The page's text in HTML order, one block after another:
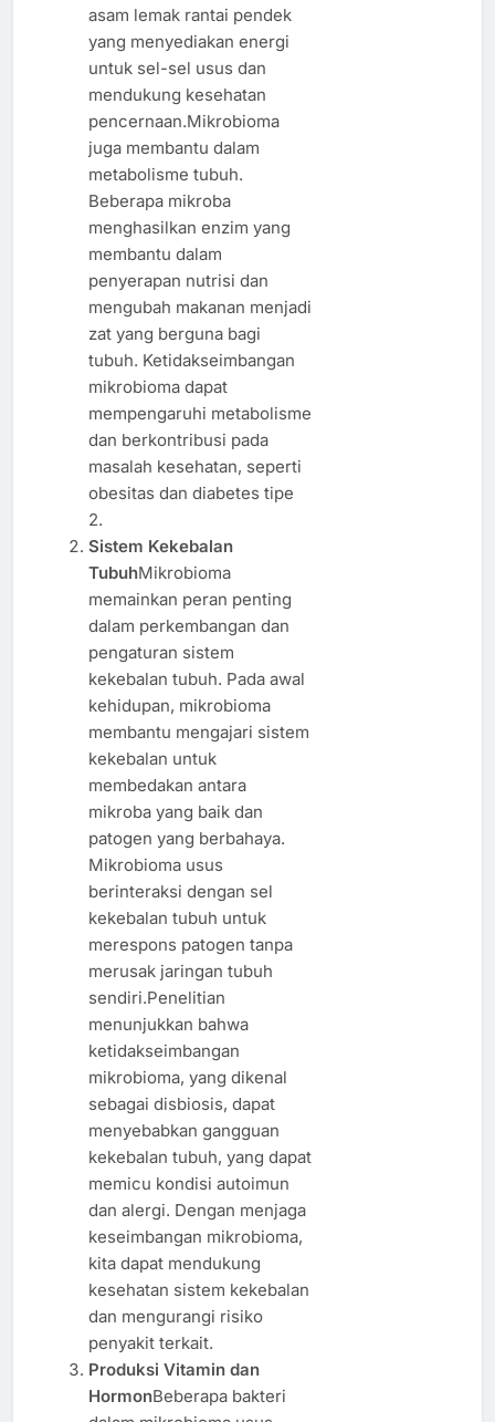
asam lemak rantai pendek
yang menyediakan energi
untuk sel-sel usus dan
mendukung kesehatan
pencernaan.Mikrobioma
juga membantu dalam
metabolisme tubuh.
Beberapa mikroba
menghasilkan enzim yang
membantu dalam
penyerapan nutrisi dan
mengubah makanan menjadi
zat yang berguna bagi
tubuh. Ketidakseimbangan
mikrobioma dapat
mempengaruhi metabolisme
dan berkontribusi pada
masalah kesehatan, seperti
obesitas dan diabetes tipe
2.
Sistem Kekebalan
TubuhMikrobioma
memainkan peran penting
dalam perkembangan dan
pengaturan sistem
kekebalan tubuh. Pada awal
kehidupan, mikrobioma
membantu mengajari sistem
kekebalan untuk
membedakan antara
mikroba yang baik dan
patogen yang berbahaya.
Mikrobioma usus
berinteraksi dengan sel
kekebalan tubuh untuk
merespons patogen tanpa
merusak jaringan tubuh
sendiri.Penelitian
menunjukkan bahwa
ketidakseimbangan
mikrobioma, yang dikenal
sebagai disbiosis, dapat
menyebabkan gangguan
kekebalan tubuh, yang dapat
memicu kondisi autoimun
dan alergi. Dengan menjaga
keseimbangan mikrobioma,
kita dapat mendukung
kesehatan sistem kekebalan
dan mengurangi risiko
penyakit terkait.
Produksi Vitamin dan
HormonBeberapa bakteri